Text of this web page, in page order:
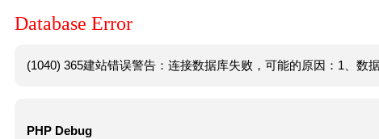
Database Error
(1040) 365建站错误警告：连接数据库失败，可能的原因：1、数
PHP Debug